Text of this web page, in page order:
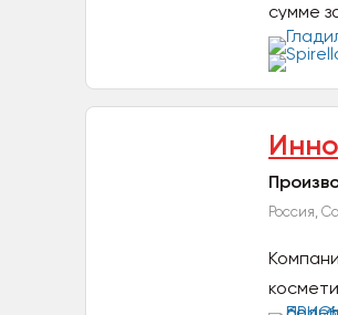
сумме
Россия,